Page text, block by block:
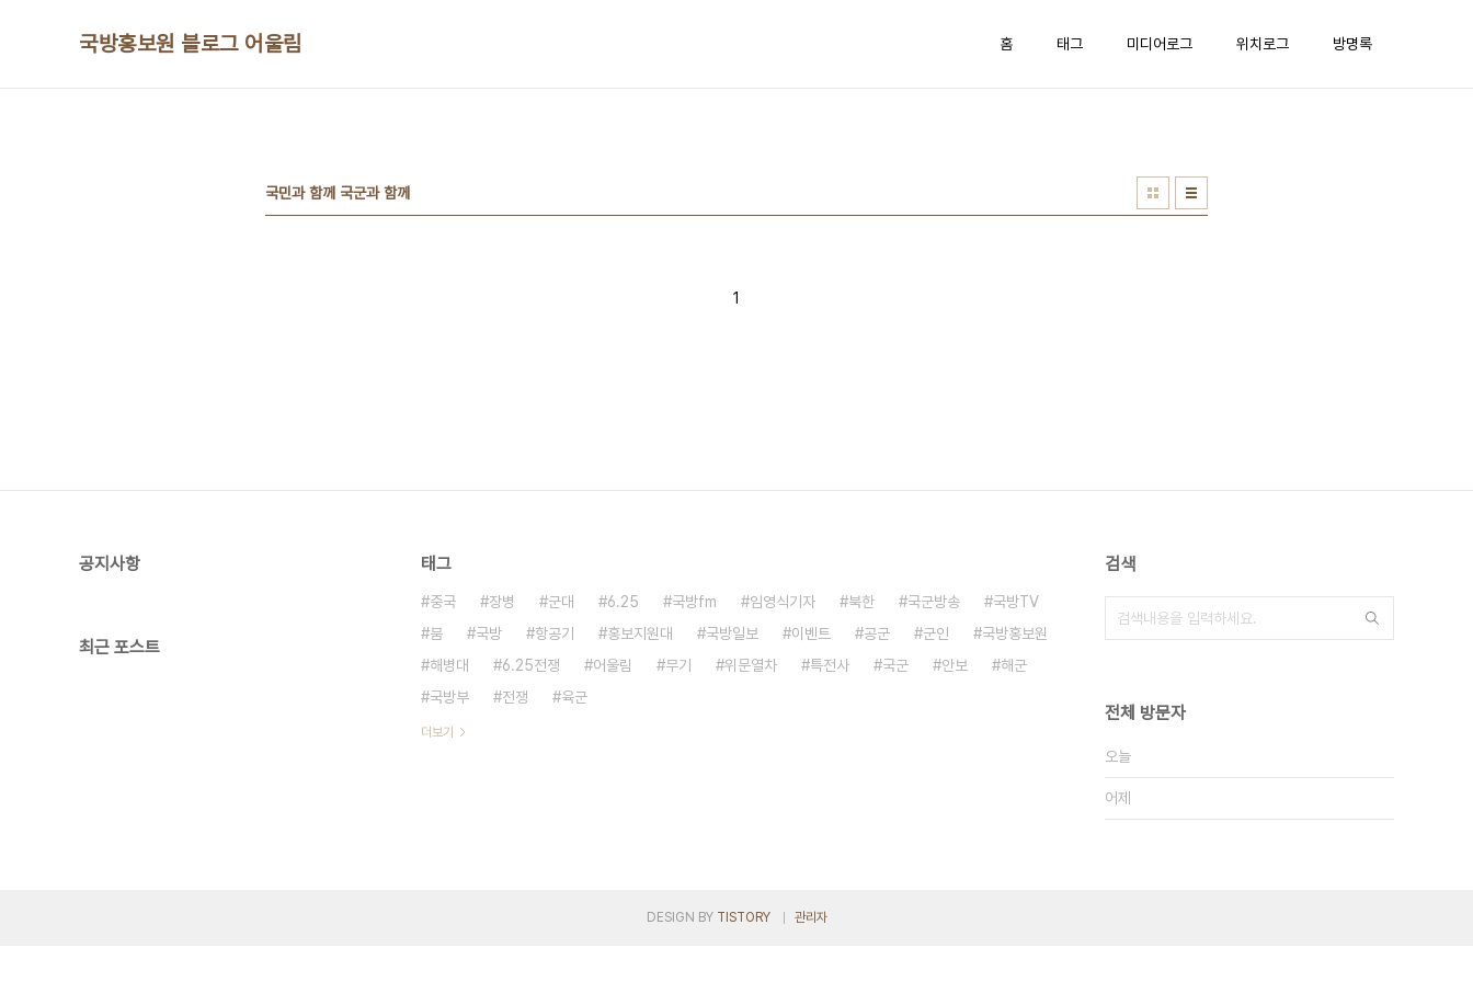
국방홍보원 블로그 어울림 홈 태그 미디어로그 위치로그 방명록
국민과 함께 국군과 함께
1
공지사항
최근 포스트
태그
중국 장병 군대 6.25 국방fm 임영식기자 북한 국군방송
국방TV
붐
국방 항공기 홍보지원대 국방일보 이벤트 공군 군인
국방홍보원
해병대
6.25전쟁 어울림 무기 위문열차 특전사 국군 안보
해군
국방부
전쟁 육군
더보기
검색
전체 방문자
오늘
어제
DESIGN BY TISTORY 관리자